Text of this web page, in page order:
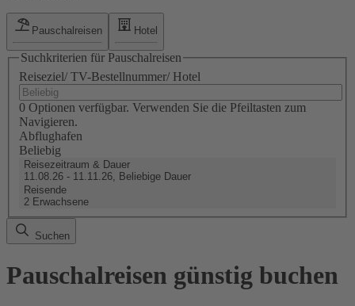
Pauschalreisen Hotel
Suchkriterien für Pauschalreisen
Reiseziel/ TV-Bestellnummer/ Hotel
0 Optionen verfügbar. Verwenden Sie die Pfeiltasten zum
Navigieren.
Abflughafen
Beliebig
Reisezeitraum & Dauer
11.08.26 - 11.11.26, Beliebige Dauer
Reisende
2 Erwachsene
Suchen
Pauschalreisen günstig buchen